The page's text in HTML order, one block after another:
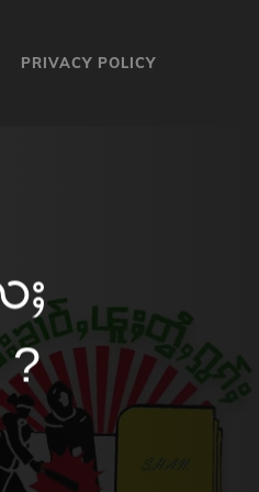
PRIVACY POLICY
ႈ